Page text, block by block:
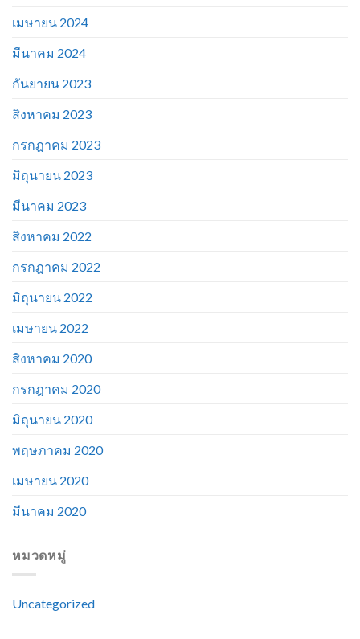
เมษายน 2024
มีนาคม 2024
กันยายน 2023
สิงหาคม 2023
กรกฎาคม 2023
มิถุนายน 2023
มีนาคม 2023
สิงหาคม 2022
กรกฎาคม 2022
มิถุนายน 2022
เมษายน 2022
สิงหาคม 2020
กรกฎาคม 2020
มิถุนายน 2020
พฤษภาคม 2020
เมษายน 2020
มีนาคม 2020
หมวดหมู่
Uncategorized